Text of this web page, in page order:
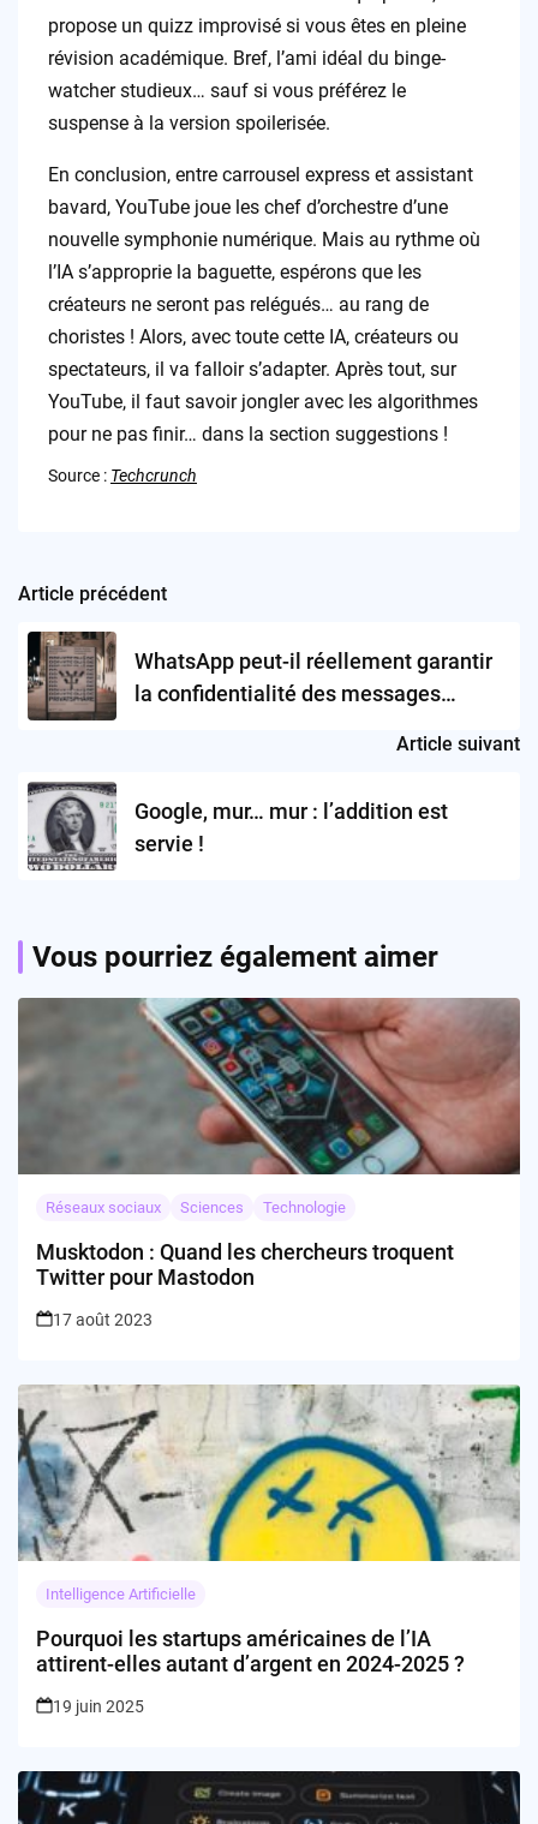
propose un quizz improvisé si vous êtes en pleine
révision académique. Bref, l’ami idéal du binge-
watcher studieux… sauf si vous préférez le
suspense à la version spoilerisée.
En conclusion, entre carrousel express et assistant
bavard, YouTube joue les chef d’orchestre d’une
nouvelle symphonie numérique. Mais au rythme où
l’IA s’approprie la baguette, espérons que les
créateurs ne seront pas relégués… au rang de
choristes ! Alors, avec toute cette IA, créateurs ou
spectateurs, il va falloir s’adapter. Après tout, sur
YouTube, il faut savoir jongler avec les algorithmes
pour ne pas finir… dans la section suggestions !
Source : Techcrunch
Post
navigation
Article précédent
WhatsApp peut-il réellement garantir
la confidentialité des messages
Article suivant
Google, mur… mur : l’addition est
servie !
Vous pourriez également aimer
Réseaux sociaux Sciences Technologie
Musktodon : Quand les chercheurs troquent
Twitter pour Mastodon
17 août 2023
Intelligence Artificielle
Pourquoi les startups américaines de l’IA
attirent-elles autant d’argent en 2024-2025 ?
19 juin 2025